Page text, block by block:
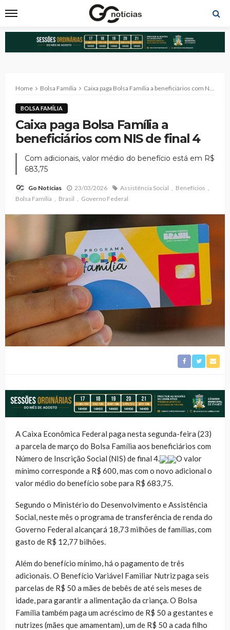
Home Bolsa Família Caixa paga Bolsa Família a beneficiários com NIS de final 4
BOLSA FAMÍLIA
Caixa paga Bolsa Família a
beneficiários com NIS de final 4
Com adicionais, valor médio do benefício está em R$
683,75
Go Notícias 23/03/2026 Assistência Social
Benefícios
Bolsa Família
Brasil Governo Federal
A Caixa Econômica Federal paga nesta segunda-feira (23)
a parcela de março do Bolsa Família aos beneficiários com
Número de Inscrição Social (NIS) de final 4.
O valor
mínimo corresponde a R$ 600, mas com o novo adicional o
valor médio do benefício sobe para R$ 683,75.
Segundo o Ministério do Desenvolvimento e Assistência
Social, neste mês o programa de transferência de renda do
Governo Federal alcançará 18,73 milhões de famílias, com
gasto de R$ 12,77 bilhões.
Além do benefício mínimo, há o pagamento de três
adicionais. O Benefício Variável Familiar Nutriz paga seis
parcelas de R$ 50 a mães de bebês de até seis meses de
idade, para garantir a alimentação da criança. O Bolsa
Família também paga um acréscimo de R$ 50 a gestantes e
nutrizes (mães que amamentam), um de R$ 50 a cada filho